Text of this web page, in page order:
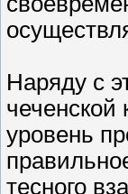
Наряду с
чеченской
уровень
тесного